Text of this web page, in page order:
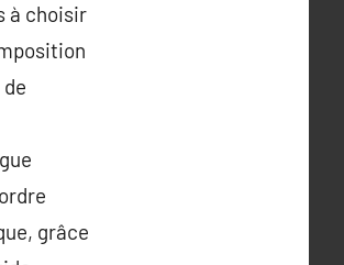
à choisir
grâce